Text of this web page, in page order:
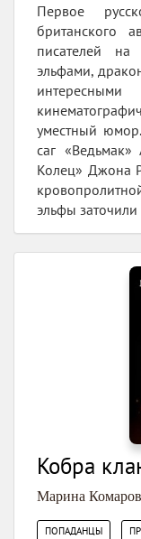
Первое
британского
писателей на
эльфами,
уместный
саг
Колец» Джона
эльфы
Кобра
Марина
ПОПАДАНЦЫ